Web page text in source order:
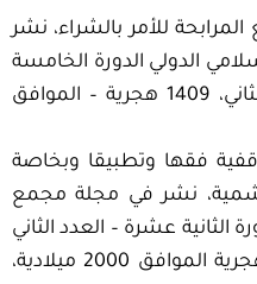
للأمر بالشراء، نشر
الدولي الدورة الخامسة
– العدد الخامس، الجزء الثاني، 1409 هجرية – الموافق
فقها وتطبيقا وبخاصة
نشر في مجلة مجمع
الثانية عشرة – العدد الثاني
عشر، الجزء الأول، 1421 هجرية الموافق 2000 ميلادية،